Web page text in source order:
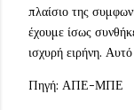
πλαίσιο της
έχουμε ίσως
ισχυρή ειρήνη.
Πηγή: ΑΠΕ-ΜΠΕ